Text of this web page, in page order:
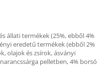
állati termékek (25%, ebből 4%
eredetű termékek (ebből 2%
olajok és zsírok, ásványi
pelletben, 4% borsó